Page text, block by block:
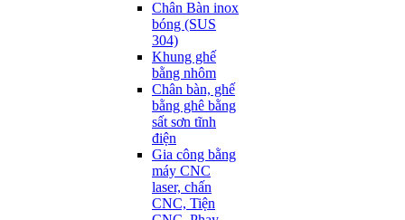
Chân Bàn inox
bóng (SUS
304)
Khung ghế
bằng nhôm
Chân bàn, ghế
bằng ghê bằng
sất sơn tĩnh
điện
Gia công bằng
máy CNC
laser, chấn
CNC, Tiện